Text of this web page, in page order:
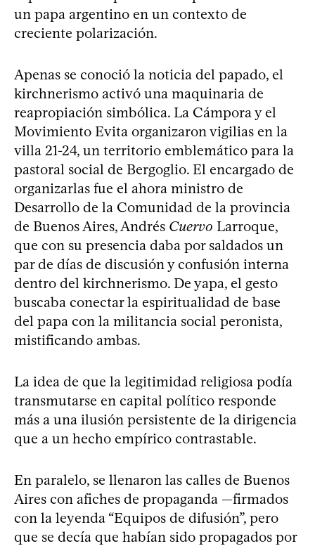
un papa argentino en un contexto de
creciente polarización.
Apenas se conoció la noticia del papado, el
kirchnerismo activó una maquinaria de
reapropiación simbólica. La Cámpora y el
Movimiento Evita organizaron vigilias en la
villa 21-24, un territorio emblemático para la
pastoral social de Bergoglio. El encargado de
organizarlas fue el ahora ministro de
Desarrollo de la Comunidad de la provincia
de Buenos Aires, Andrés Cuervo Larroque,
que con su presencia daba por saldados un
par de días de discusión y confusión interna
dentro del kirchnerismo. De yapa, el gesto
buscaba conectar la espiritualidad de base
del papa con la militancia social peronista,
mistificando ambas.
La idea de que la legitimidad religiosa podía
transmutarse en capital político responde
más a una ilusión persistente de la dirigencia
que a un hecho empírico contrastable.
En paralelo, se llenaron las calles de Buenos
Aires con afiches de propaganda —firmados
con la leyenda “Equipos de difusión”, pero
que se decía que habían sido propagados por